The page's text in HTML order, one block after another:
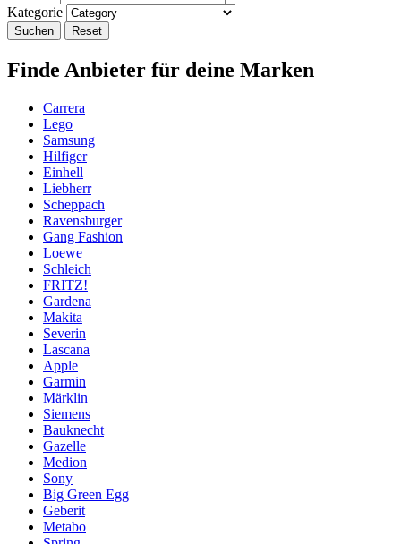
Kategorie
Suchen Reset
Finde Anbieter für deine Marken
Carrera
Lego
Samsung
Hilfiger
Einhell
Liebherr
Scheppach
Ravensburger
Gang Fashion
Loewe
Schleich
FRITZ!
Gardena
Makita
Severin
Lascana
Apple
Garmin
Märklin
Siemens
Bauknecht
Gazelle
Medion
Sony
Big Green Egg
Geberit
Metabo